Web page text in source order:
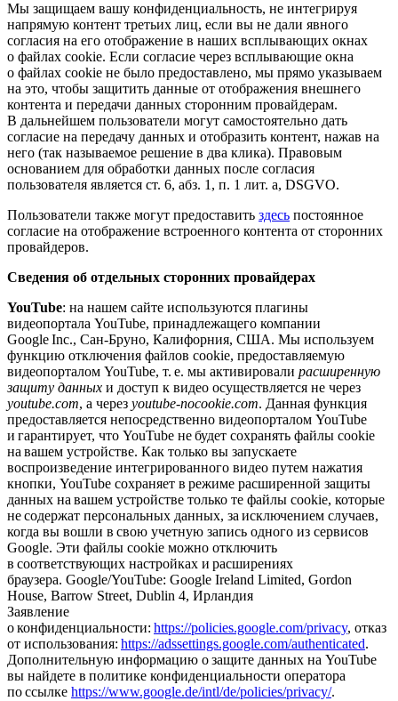
Мы защищаем вашу конфиденциальность, не интегрируя
напрямую контент третьих лиц, если вы не дали явного
согласия на его отображение в наших всплывающих окнах
о файлах cookie. Если согласие через всплывающие окна
о файлах cookie не было предоставлено, мы прямо указываем
на это, чтобы защитить данные от отображения внешнего
контента и передачи данных сторонним провайдерам.
В дальнейшем пользователи могут самостоятельно дать
согласие на передачу данных и отобразить контент, нажав на
него (так называемое решение в два клика). Правовым
основанием для обработки данных после согласия
пользователя является ст. 6, абз. 1, п. 1 лит. a, DSGVO.
Пользователи также могут предоставить здесь постоянное
согласие на отображение встроенного контента от сторонних
провайдеров.
Сведения об отдельных сторонних провайдерах
YouTube: на нашем сайте используются плагины
видеопортала YouTube, принадлежащего компании
Google Inc., Сан-Бруно, Калифорния, США. Мы используем
функцию отключения файлов cookie, предоставляемую
видеопорталом YouTube, т. е. мы активировали расширенную
защиту данных и доступ к видео осуществляется не через
youtube.com, а через youtube-nocookie.com. Данная функция
предоставляется непосредственно видеопорталом YouTube
и гарантирует, что YouTube не будет сохранять файлы cookie
на вашем устройстве. Как только вы запускаете
воспроизведение интегрированного видео путем нажатия
кнопки, YouTube сохраняет в режиме расширенной защиты
данных на вашем устройстве только те файлы cookie, которые
не содержат персональных данных, за исключением случаев,
когда вы вошли в свою учетную запись одного из сервисов
Google. Эти файлы cookie можно отключить
в соответствующих настройках и расширениях
браузера. Google/YouTube: Google Ireland Limited, Gordon
House, Barrow Street, Dublin 4, Ирландия
Заявление
о конфиденциальности: https://policies.google.com/privacy, отказ
от использования: https://adssettings.google.com/authenticated.
Дополнительную информацию о защите данных на YouTube
вы найдете в политике конфиденциальности оператора
по ссылке https://www.google.de/intl/de/policies/privacy/.